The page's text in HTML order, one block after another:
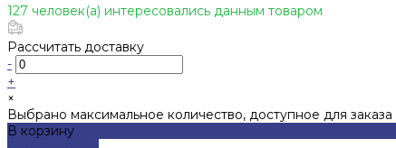
127 человек(а) интересовались данным товаром
Рассчитать доставку
-
+
×
Выбрано максимальное количество, доступное для заказа
В корзину